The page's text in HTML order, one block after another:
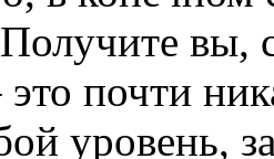
вы,
это почти
уровень,